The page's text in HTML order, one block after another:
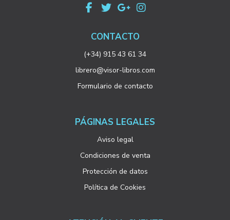
CONTACTO
(+34) 915 43 61 34
librero@visor-libros.com
Formulario de contacto
PÁGINAS LEGALES
Aviso legal
Condiciones de venta
Protección de datos
Política de Cookies